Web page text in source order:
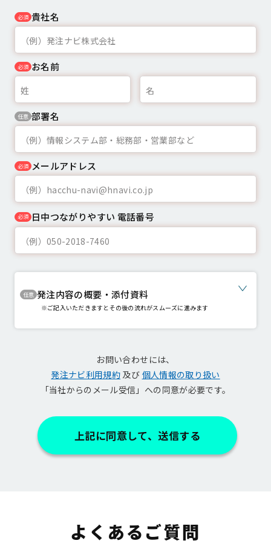
必須 貴社名
必須 お名前
任意 部署名
必須 メールアドレス
必須 日中つながりやすい 電話番号
任意 発注内容の概要・添付資料
※ご記入いただきますとその後の流れがスムーズに進みます
お問い合わせには、
発注ナビ利用規約 及び 個人情報の取り扱い
「当社からのメール受信」への同意が必要です。
上記に同意して、送信する
よくあるご質問